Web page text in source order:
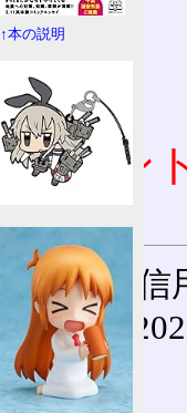
コメン
通信
(27-May-
↑本の説明